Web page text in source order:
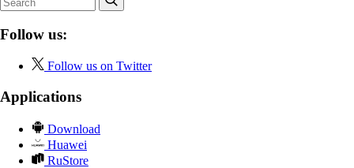
Follow us:
Follow us on Twitter
Applications
Download
Huawei
RuStore